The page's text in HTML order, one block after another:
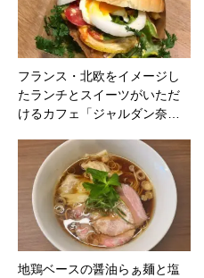
フランス・北欧をイメージし
たランチとスイーツがいただ
けるカフェ「ジャルダン奈…
地鶏ベースの醤油らぁ麺と塩